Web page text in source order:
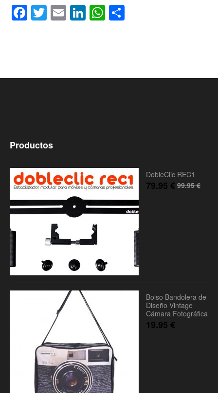
Facebook
Twitter
EmailLinkedIn
WhatsApp
Productos
DobleClic REC1
99.95€
79.95 €
Bolso Bandolera de
Diseño Vintage
Cámara Fotográfica
19.95 €